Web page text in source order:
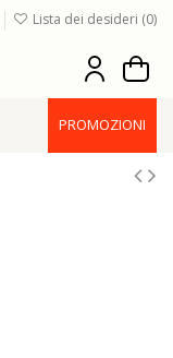
Lista dei desideri (0)
PROMOZIONI